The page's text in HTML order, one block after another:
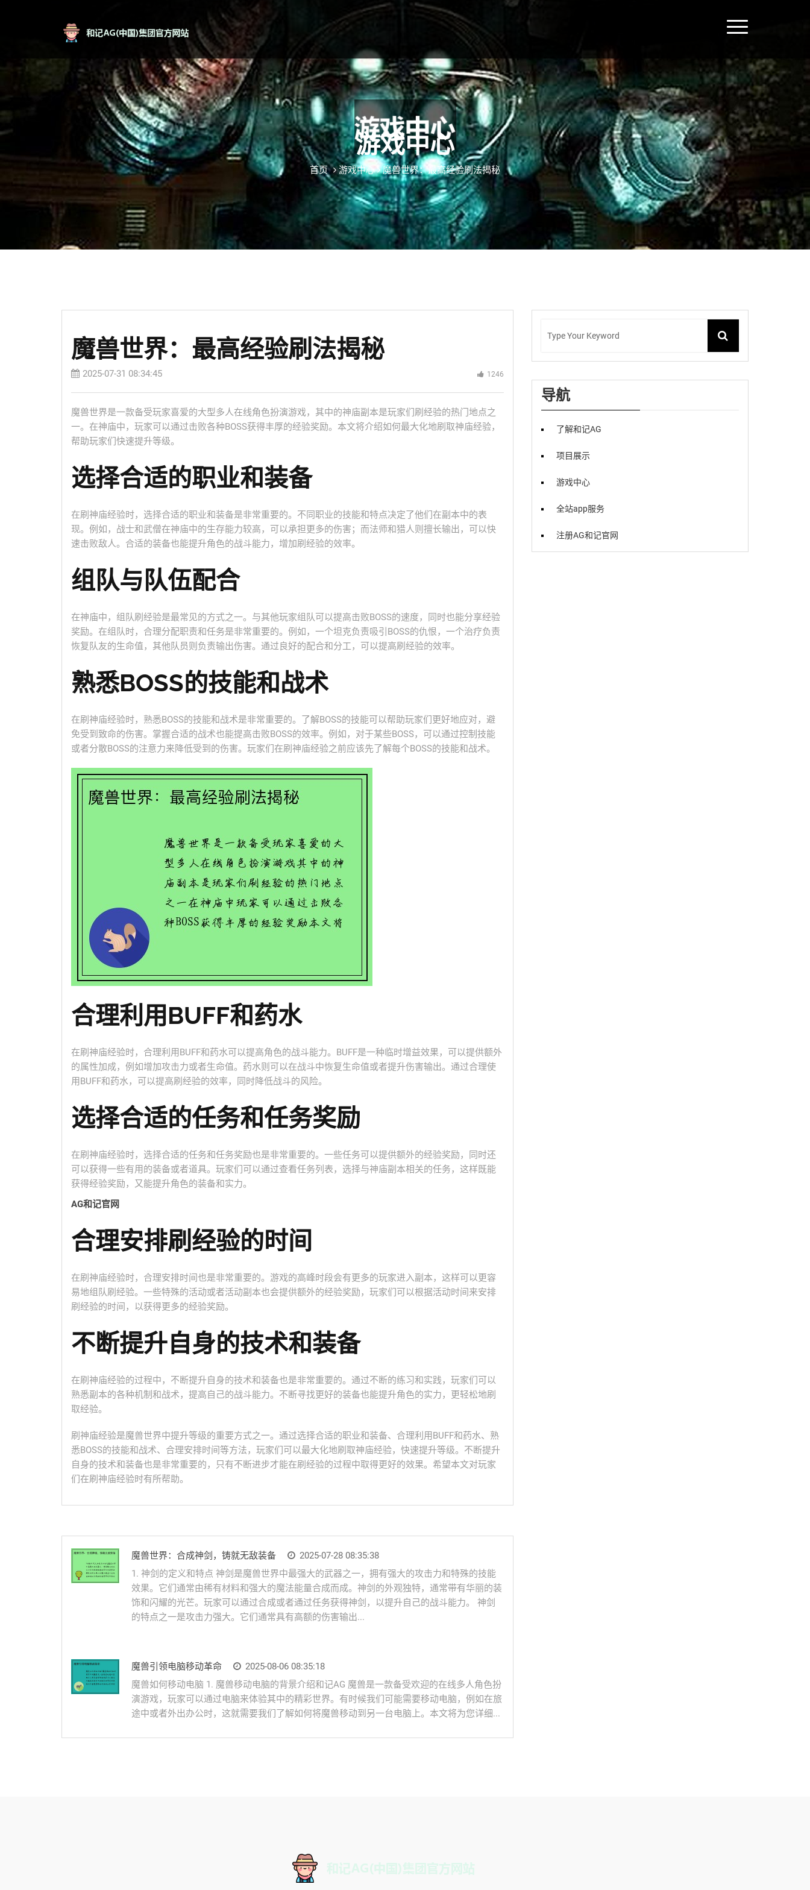
游戏中心
首页 游戏中心 魔兽世界：最高经验刷法揭秘
魔兽世界：最高经验刷法揭秘
2025-07-31 08:34:45 1246
魔兽世界是一款备受玩家喜爱的大型多人在线角色扮演游戏，其中的神庙副本是玩家们刷经验的热门地点之
一。在神庙中，玩家可以通过击败各种BOSS获得丰厚的经验奖励。本文将介绍如何最大化地刷取神庙经验，
帮助玩家们快速提升等级。
选择合适的职业和装备
在刷神庙经验时，选择合适的职业和装备是非常重要的。不同职业的技能和特点决定了他们在副本中的表
现。例如，战士和武僧在神庙中的生存能力较高，可以承担更多的伤害；而法师和猎人则擅长输出，可以快
速击败敌人。合适的装备也能提升角色的战斗能力，增加刷经验的效率。
组队与队伍配合
在神庙中，组队刷经验是最常见的方式之一。与其他玩家组队可以提高击败BOSS的速度，同时也能分享经验
奖励。在组队时，合理分配职责和任务是非常重要的。例如，一个坦克负责吸引BOSS的仇恨，一个治疗负责
恢复队友的生命值，其他队员则负责输出伤害。通过良好的配合和分工，可以提高刷经验的效率。
熟悉BOSS的技能和战术
在刷神庙经验时，熟悉BOSS的技能和战术是非常重要的。了解BOSS的技能可以帮助玩家们更好地应对，避
免受到致命的伤害。掌握合适的战术也能提高击败BOSS的效率。例如，对于某些BOSS，可以通过控制技能
或者分散BOSS的注意力来降低受到的伤害。玩家们在刷神庙经验之前应该先了解每个BOSS的技能和战术。
合理利用BUFF和药水
在刷神庙经验时，合理利用BUFF和药水可以提高角色的战斗能力。BUFF是一种临时增益效果，可以提供额外
的属性加成，例如增加攻击力或者生命值。药水则可以在战斗中恢复生命值或者提升伤害输出。通过合理使
用BUFF和药水，可以提高刷经验的效率，同时降低战斗的风险。
选择合适的任务和任务奖励
在刷神庙经验时，选择合适的任务和任务奖励也是非常重要的。一些任务可以提供额外的经验奖励，同时还
可以获得一些有用的装备或者道具。玩家们可以通过查看任务列表，选择与神庙副本相关的任务，这样既能
获得经验奖励，又能提升角色的装备和实力。
AG和记官网
合理安排刷经验的时间
在刷神庙经验时，合理安排时间也是非常重要的。游戏的高峰时段会有更多的玩家进入副本，这样可以更容
易地组队刷经验。一些特殊的活动或者活动副本也会提供额外的经验奖励，玩家们可以根据活动时间来安排
刷经验的时间，以获得更多的经验奖励。
不断提升自身的技术和装备
在刷神庙经验的过程中，不断提升自身的技术和装备也是非常重要的。通过不断的练习和实践，玩家们可以
熟悉副本的各种机制和战术，提高自己的战斗能力。不断寻找更好的装备也能提升角色的实力，更轻松地刷
取经验。
刷神庙经验是魔兽世界中提升等级的重要方式之一。通过选择合适的职业和装备、合理利用BUFF和药水、熟
悉BOSS的技能和战术、合理安排时间等方法，玩家们可以最大化地刷取神庙经验，快速提升等级。不断提升
自身的技术和装备也是非常重要的，只有不断进步才能在刷经验的过程中取得更好的效果。希望本文对玩家
们在刷神庙经验时有所帮助。
魔兽世界：合成神剑，铸就无敌装备
2025-07-28 08:35:38
1. 神剑的定义和特点 神剑是魔兽世界中最强大的武器之一，拥有强大的攻击力和特殊的技能
效果。它们通常由稀有材料和强大的魔法能量合成而成。神剑的外观独特，通常带有华丽的装
饰和闪耀的光芒。玩家可以通过合成或者通过任务获得神剑，以提升自己的战斗能力。 神剑
的特点之一是攻击力强大。它们通常具有高额的伤害输出...
魔兽引领电脑移动革命
2025-08-06 08:35:18
魔兽如何移动电脑 1. 魔兽移动电脑的背景介绍和记AG 魔兽是一款备受欢迎的在线多人角色扮
演游戏，玩家可以通过电脑来体验其中的精彩世界。有时候我们可能需要移动电脑，例如在旅
途中或者外出办公时，这就需要我们了解如何将魔兽移动到另一台电脑上。本文将为您详细...
导航
了解和记AG
项目展示
游戏中心
全站app服务
注册AG和记官网